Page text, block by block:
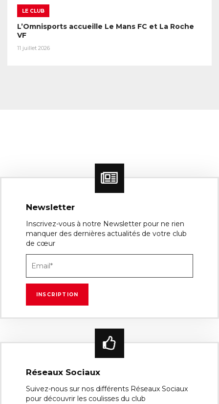
LE CLUB
L’Omnisports accueille Le Mans FC et La Roche
VF
11 juillet 2026
Newsletter
Inscrivez-vous à notre Newsletter pour ne rien
manquer des dernières actualités de votre club
de cœur
Réseaux Sociaux
Suivez-nous sur nos différents Réseaux Sociaux
pour découvrir les coulisses du club